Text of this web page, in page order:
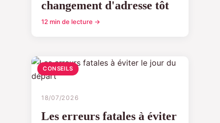
changement d'adresse tôt
12 min de lecture →
CONSEILS
18/07/2026
Les erreurs fatales à éviter